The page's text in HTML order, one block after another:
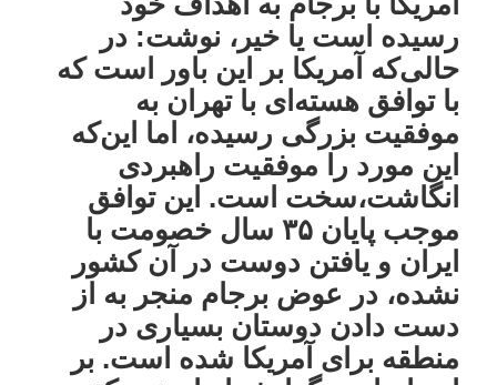
رسیده است یا خیر، نوشت: در
حالی‌که آمریکا بر این باور است که
با توافق هسته‌ای با تهران به
موفقیت بزرگی رسیده، اما این‌که
این مورد را موفقیت راهبردی
انگاشت،سخت است. این توافق
موجب پایان ۳۵ سال خصومت با
ایران و یافتن دوست در آن کشور
نشده، در عوض برجام منجر به از
دست دادن دوستان بسیاری در
منطقه برای آمریکا شده است. بر